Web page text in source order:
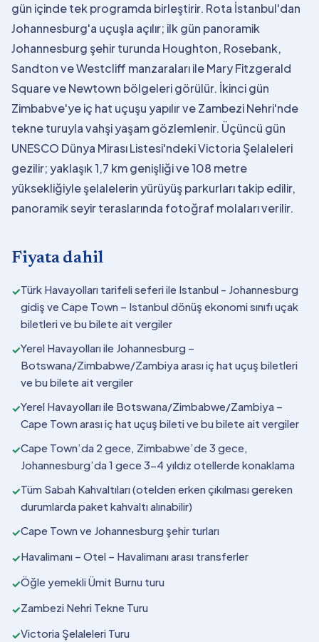
gün içinde tek programda birleştirir. Rota İstanbul'dan
Johannesburg'a uçuşla açılır; ilk gün panoramik
Johannesburg şehir turunda Houghton, Rosebank,
Sandton ve Westcliff manzaraları ile Mary Fitzgerald
Square ve Newtown bölgeleri görülür. İkinci gün
Zimbabve'ye iç hat uçuşu yapılır ve Zambezi Nehri'nde
tekne turuyla vahşi yaşam gözlemlenir. Üçüncü gün
UNESCO Dünya Mirası Listesi'ndeki Victoria Şelaleleri
gezilir; yaklaşık 1,7 km genişliği ve 108 metre
yüksekliğiyle şelalelerin yürüyüş parkurları takip edilir,
panoramik seyir teraslarında fotoğraf molaları verilir.
Fiyata dahil
✓Türk Havayolları tarifeli seferi ile Istanbul - Johannesburg
gidiş ve Cape Town – Istanbul dönüş ekonomi sınıfı uçak
biletleri ve bu bilete ait vergiler
✓Yerel Havayolları ile Johannesburg –
Botswana/Zimbabwe/Zambiya arası iç hat uçuş biletleri
ve bu bilete ait vergiler
✓Yerel Havayolları ile Botswana/Zimbabwe/Zambiya –
Cape Town arası iç hat uçuş bileti ve bu bilete ait vergiler
✓Cape Town’da 2 gece, Zimbabwe’de 3 gece,
Johannesburg’da 1 gece 3-4 yıldız otellerde konaklama
✓Tüm Sabah Kahvaltıları (otelden erken çıkılması gereken
durumlarda paket kahvaltı alınabilir)
✓Cape Town ve Johannesburg şehir turları
✓Havalimanı – Otel – Havalimanı arası transferler
✓Öğle yemekli Ümit Burnu turu
✓Zambezi Nehri Tekne Turu
✓Victoria Şelaleleri Turu